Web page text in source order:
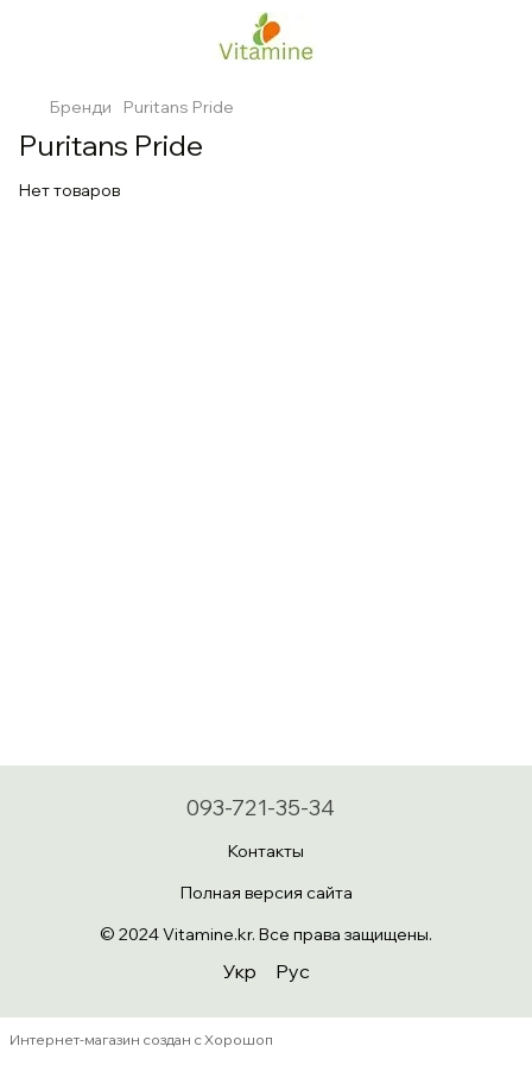
Бренди Puritans Pride
Puritans Pride
Нет товаров
093-721-35-34
Контакты
Полная версия сайта
© 2024 Vitamine.kr. Все права защищены.
Укр Рус
Интернет-магазин создан с Хорошоп